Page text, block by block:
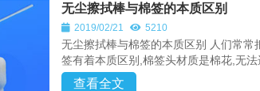
无尘擦拭棒与棉签的本质区别
2019/02/21 5210
无尘擦拭棒与棉签的本质区别 人们常
签有着本质区别,棉签头材质是棉花,无
查看全文